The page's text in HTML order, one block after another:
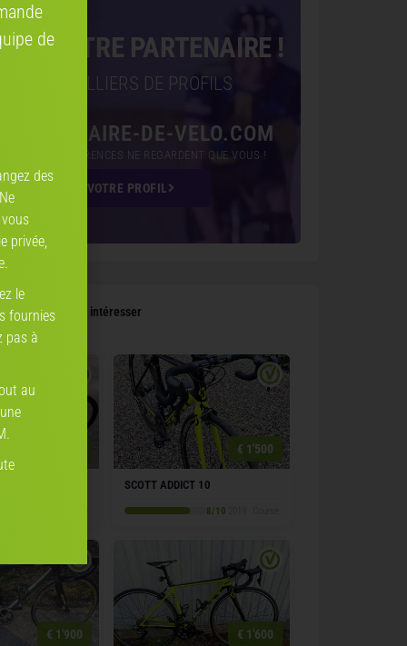
VOTRE PARTENAIRE !
DES MILLIERS DE PROFILS
PARTENAIRE-DE-VELO.COM
ICI VOS PRÉFÉRENCES NE REGARDENT QUE VOUS !
CRÉEZ VOTRE PROFIL
pourraient vous intéresser
€ 1'500
SCOTT ADDICT 10
8/10
€ 1'900 € 1'600
de
des
privée,
le
fournies
pas à
au